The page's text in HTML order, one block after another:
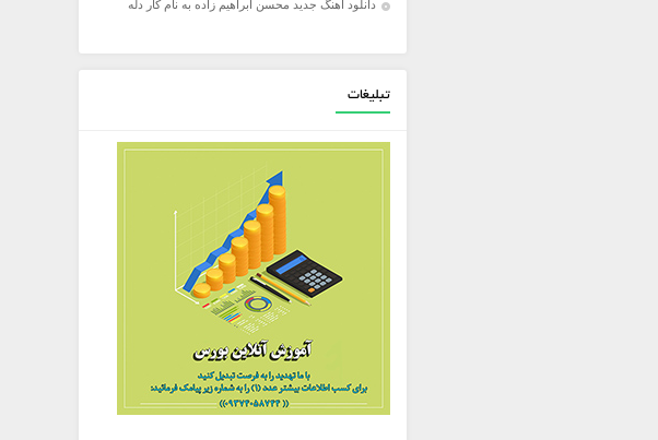
دانلود آهنگ جدید محسن ابراهیم زاده به نام کار دله
تبلیغات